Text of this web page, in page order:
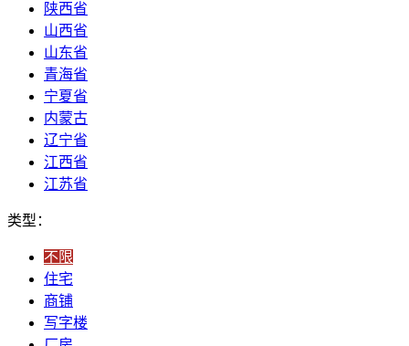
陕西省
山西省
山东省
青海省
宁夏省
内蒙古
辽宁省
江西省
江苏省
类型：
不限
住宅
商铺
写字楼